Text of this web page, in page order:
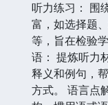
听力练习： 围
富，如选择题
等，旨在检验
语： 提炼听力
释义和例句，
方式。 语言点